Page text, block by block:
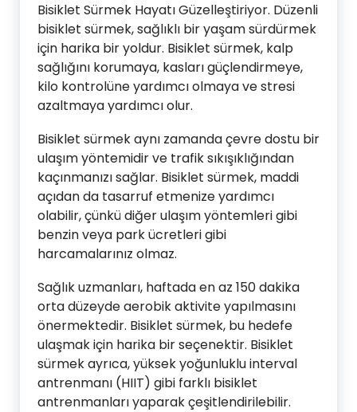
Bisiklet Sürmek Hayatı Güzelleştiriyor. Düzenli
bisiklet sürmek, sağlıklı bir yaşam sürdürmek
için harika bir yoldur. Bisiklet sürmek, kalp
sağlığını korumaya, kasları güçlendirmeye,
kilo kontrolüne yardımcı olmaya ve stresi
azaltmaya yardımcı olur.
Bisiklet sürmek aynı zamanda çevre dostu bir
ulaşım yöntemidir ve trafik sıkışıklığından
kaçınmanızı sağlar. Bisiklet sürmek, maddi
açıdan da tasarruf etmenize yardımcı
olabilir, çünkü diğer ulaşım yöntemleri gibi
benzin veya park ücretleri gibi
harcamalarınız olmaz.
Sağlık uzmanları, haftada en az 150 dakika
orta düzeyde aerobik aktivite yapılmasını
önermektedir. Bisiklet sürmek, bu hedefe
ulaşmak için harika bir seçenektir. Bisiklet
sürmek ayrıca, yüksek yoğunluklu interval
antrenmanı (HIIT) gibi farklı bisiklet
antrenmanları yaparak çeşitlendirilebilir.